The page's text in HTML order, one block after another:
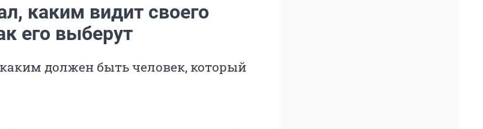
каким видит своего
его выберут
должен быть человек, который